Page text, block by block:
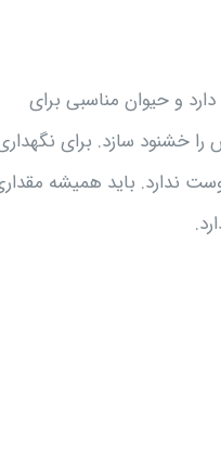
و حیوان مناسبی برای
خشنود سازد. برای
ندارد. باید همیشه